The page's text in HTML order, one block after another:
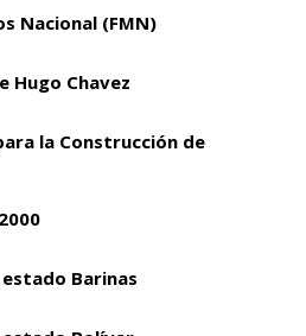
Nacional (FMN)
Hugo Chavez
la Construcción de
Barinas